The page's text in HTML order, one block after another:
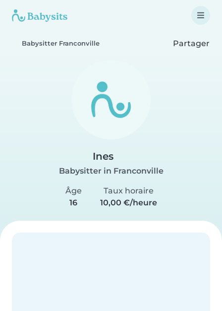
Babysitter Franconville Partager
Ines
Babysitter in Franconville
Âge
16
Taux horaire
10,00 €/heure